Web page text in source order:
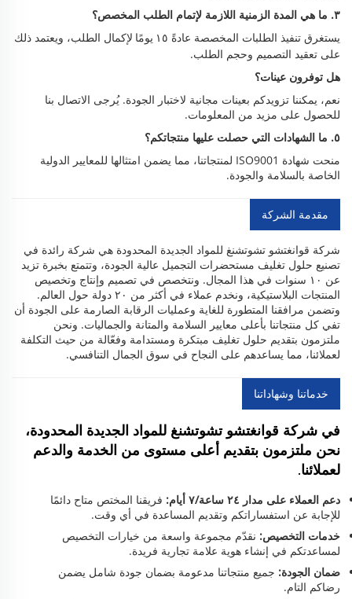
٣. ما هي المدة الزمنية اللازمة لإتمام الطلب المخصص؟
يستغرق تنفيذ الطلبات المخصصة عادةً ١٥ يومًا
لإكمال الطلب، ويعتمد ذلك
على تعقيد التصميم وحجم الطلب.
هل توفرون عينات؟
نعم، يمكننا تزويدكم بعينات مجانية لاختبار الجودة. يُرجى الاتصال بنا
للحصول على مزيد من المعلومات.
٥. ما الشهادات التي حصلت عليها منتجاتكم؟
منحت شهادة ISO9001 لمنتجاتنا، مما يضمن امتثالها للمعايير الدولية
الخاصة بالسلامة والجودة.
مقدمة الشركة
شركة قوانغتشو تشوتشنغ للمواد الجديدة المحدودة هي شركة رائدة في
تصنيع حلول تغليف مستحضرات التجميل عالية الجودة، وتتمتع بخبرة تزيد
عن ١٠ سنوات في هذا المجال. ونتخصص في تصميم وإنتاج وتخصيص
المنتجات البلاستيكية، ونخدم عملاء في أكثر من ٢٠ دولة حول العالم.
وتضمن مرافقنا المتطورة للغاية وعمليات الرقابة الصارمة على الجودة أن
تفي كل منتجاتنا بأعلى معايير السلامة والمتانة والجماليات. ونحن
ملتزمون بتقديم حلول تغليف مبتكرة ومستدامة وفعّالة من حيث التكلفة
لعملائنا، مما يساعدهم على النجاح في سوق الجمال التنافسي.
خدماتنا وشهاداتنا
في شركة قوانغتشو تشوتشنغ للمواد الجديدة المحدودة،
نحن ملتزمون بتقديم أعلى مستوى من الخدمة والدعم
لعملائنا.
دعم العملاء على مدار ٢٤ ساعة/٧ أيام:
فريقنا المختص متاح دائمًا
للإجابة عن استفساراتكم وتقديم المساعدة في أي وقت.
خدمات التخصيص: نقدّم مجموعة واسعة من خيارات التخصيص
لمساعدتكم في إنشاء هوية علامة تجارية فريدة.
ضمان الجودة: جميع منتجاتنا مدعومة بضمان جودة شامل يضمن
رضاكم التام.